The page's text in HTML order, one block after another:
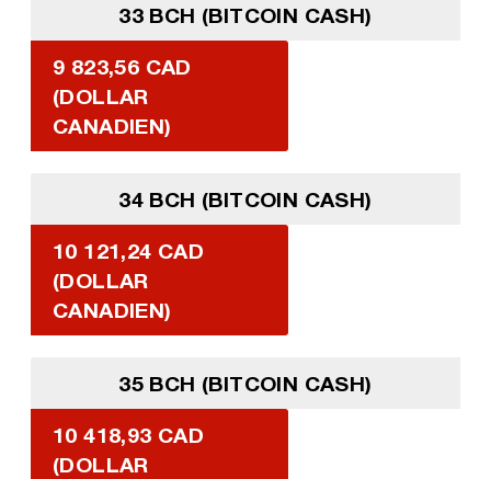
33 BCH (BITCOIN CASH)
9 823,56 CAD
(DOLLAR
CANADIEN)
34 BCH (BITCOIN CASH)
10 121,24 CAD
(DOLLAR
CANADIEN)
35 BCH (BITCOIN CASH)
10 418,93 CAD
(DOLLAR